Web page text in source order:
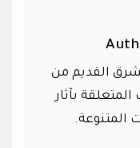
القديم من
بآثار
المتنوعة.